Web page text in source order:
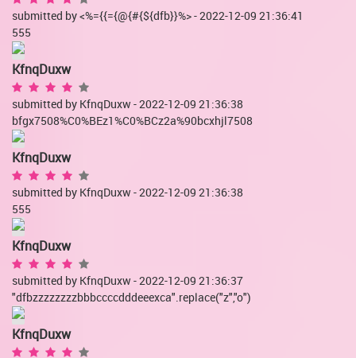
submitted by <%={{={@{#{${dfb}}%> - 2022-12-09 21:36:41
555
KfnqDuxw
submitted by KfnqDuxw - 2022-12-09 21:36:38
bfgx7508%C0%BEz1%C0%BCz2a%90bcxhjl7508
KfnqDuxw
submitted by KfnqDuxw - 2022-12-09 21:36:38
555
KfnqDuxw
submitted by KfnqDuxw - 2022-12-09 21:36:37
"dfbzzzzzzzzbbbccccdddeeexca".replace("z","o")
KfnqDuxw